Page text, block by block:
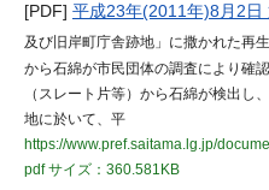
[PDF] 平成23年(2011年)8月2日
及び旧岸町庁舎跡地」に撒かれた再
から石綿が市民団体の調査により確認
（スレート片等）から石綿が検出し
地に於いて、平
https://www.pref.saitama.lg.jp/
pdfサイズ：360.581KB